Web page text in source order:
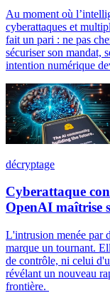
Au moment où
cyberattaques et
fait un pari : ne pas
sécuriser son mandat,
intention numérique
décryptage
Cyberattaque
OpenAI maîtrise
L'intrusion menée par
marque un tournant.
de contrôle, ni celui
révélant un nouveau
frontière.